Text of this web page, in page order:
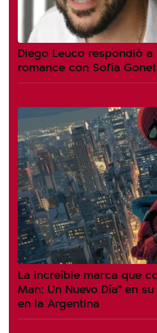
Diego Leuco respondió
romance con Sofía
La increíble marca que
Man: Un Nuevo Día" en
en la Argentina